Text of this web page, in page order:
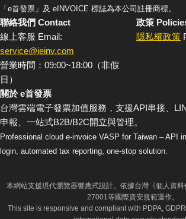
「e首發票」及 eINVOICE 標誌為本公司註冊商標。
聯絡我們 Contact
線上客服 Email:
service@ieinv.com
營業時間：09:00~18:00（非假
日）
政策
隱私權政策
關於 e首發票
台灣雲端電子發票加值服務，支援API串接、
申報、一站式B2B/B2C開立與管理。
Professional cloud e-invoice VASP for Taiwan – API
login, automated tax reporting, one-stop solution.
本網站支援現代瀏覽器響應式設計。依據台灣《個人資
27001等國際資安規範運作。
This site is responsive and compliant with PDPA,